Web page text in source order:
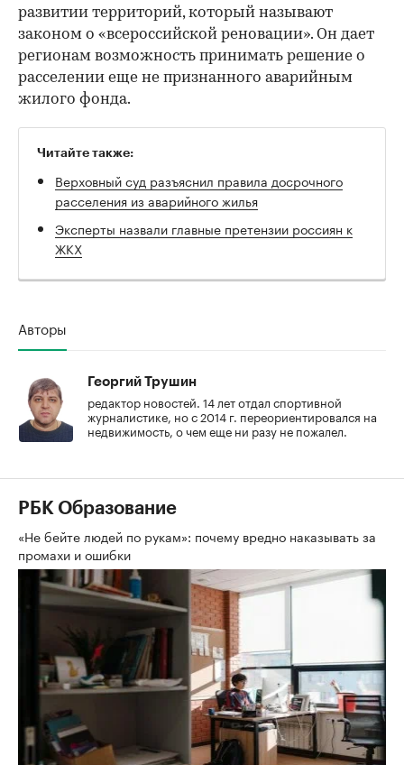
развитии территорий, который называют
законом о «всероссийской реновации». Он дает
регионам возможность принимать решение о
расселении еще не признанного аварийным
жилого фонда.
Читайте также:
Верховный суд разъяснил правила досрочного
расселения из аварийного жилья
Эксперты назвали главные претензии россиян к
ЖКХ
Авторы
Георгий Трушин
редактор новостей. 14 лет отдал спортивной
журналистике, но с 2014 г. переориентировался на
недвижимость, о чем еще ни разу не пожалел.
РБК Образование
«Не бейте людей по рукам»: почему вредно наказывать за
промахи и ошибки